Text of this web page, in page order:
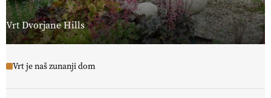
Vrt Dvorjane Hills
Vrt je naš zunanji dom